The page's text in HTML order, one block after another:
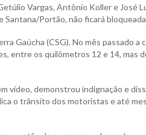
Vargas, Antônio Koller e José
Santana/Portão, não ficará
Gaúcha (CSG). No mês passado a
entre os quilômetros 12 e 14, mas
vídeo, demonstrou indignação e
o trânsito dos motoristas e até